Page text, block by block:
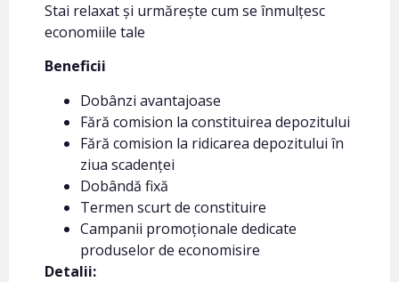
Stai relaxat și urmărește cum se înmulțesc
economiile tale
Beneficii
Dobânzi avantajoase
Fără comision la constituirea depozitului
Fără comision la ridicarea depozitului în
ziua scadenței
Dobândă fixă
Termen scurt de constituire
Campanii promoționale dedicate
produselor de economisire
Detalii: